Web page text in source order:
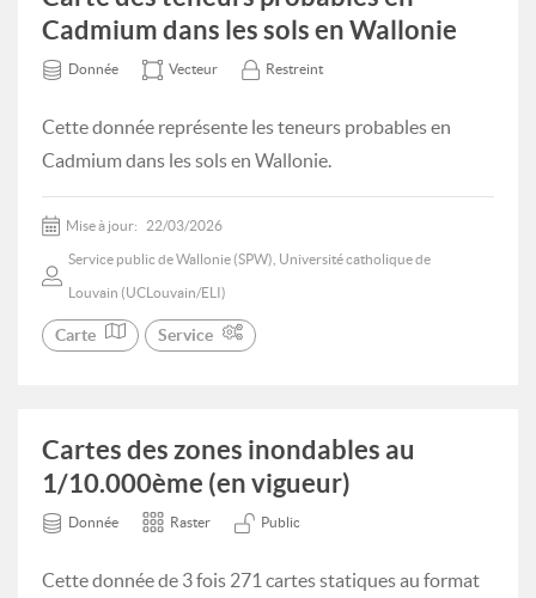
Cadmium dans les sols en Wallonie
Donnée Vecteur Restreint
Cette donnée représente les teneurs probables en
Cadmium dans les sols en Wallonie.
Mise à jour: 22/03/2026
Service public de Wallonie (SPW), Université catholique de
Louvain (UCLouvain/ELI)
Carte Service
Cartes des zones inondables au
1/10.000ème (en vigueur)
Donnée Raster Public
Cette donnée de 3 fois 271 cartes statiques au format